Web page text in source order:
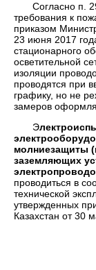
Согласно п.
требования к
приказом
23 июня 2017
стационарного
осветительной
изоляции
проводятся при
графику, но не
замеров
Э
молниезащиты
заземляющих
проводиться в
технической
утвержденных
Казахстан от 30